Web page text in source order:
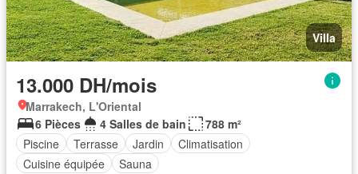
Villa
13.000 DH/mois
Marrakech, L'Oriental
6 Pièces
4 Salles de bain
788 m²
Piscine
Terrasse Jardin
Climatisation
Cuisine équipée
Sauna